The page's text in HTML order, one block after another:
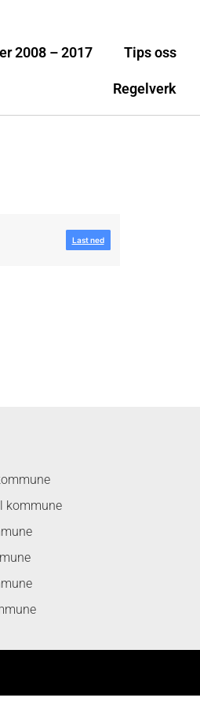
2008 – 2017 Tips oss
Regelverk
Last ned
kommune